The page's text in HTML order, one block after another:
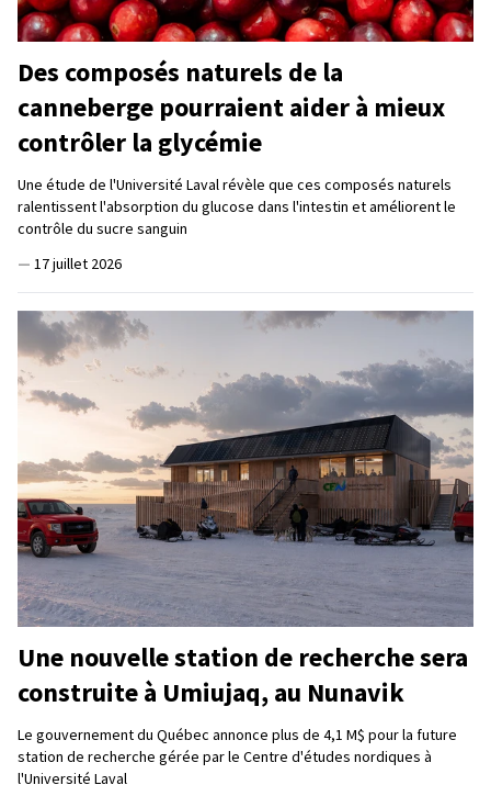
Des composés naturels de la
canneberge pourraient aider à mieux
contrôler la glycémie
Une étude de l'Université Laval révèle que ces composés naturels
ralentissent l'absorption du glucose dans l'intestin et améliorent le
contrôle du sucre sanguin
— 17 juillet 2026
Une nouvelle station de recherche sera
construite à Umiujaq, au Nunavik
Le gouvernement du Québec annonce plus de 4,1 M$ pour la future
station de recherche gérée par le Centre d'études nordiques à
l'Université Laval